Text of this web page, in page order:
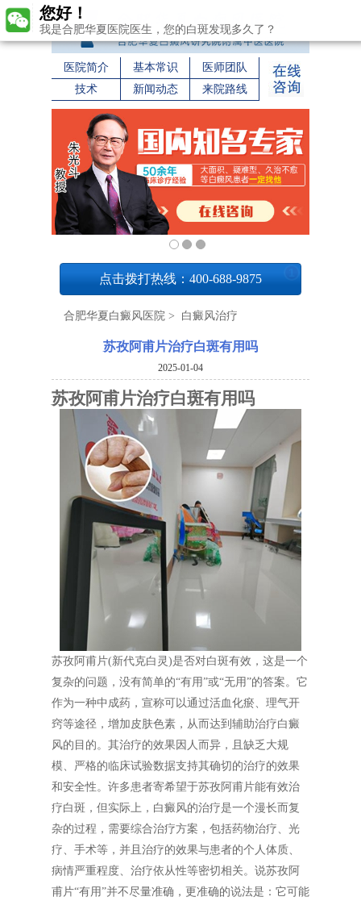
医院简介 基本常识
医师团队
技术
新闻动态 来院路线
点击拨打热线：400-688-9875
合肥华夏白癜风医院 > 白癜风治疗
苏孜阿甫片治疗白斑有用吗
2025-01-04
苏孜阿甫片治疗白斑有用吗
苏孜阿甫片(新代克白灵)是否对白斑有效，这是一个
复杂的问题，没有简单的“有用”或“无用”的答案。它
作为一种中成药，宣称可以通过活血化瘀、理气开
窍等途径，增加皮肤色素，从而达到辅助治疗白癜
风的目的。其治疗的效果因人而异，且缺乏大规
模、严格的临床试验数据支持其确切的治疗的效果
和安全性。许多患者寄希望于苏孜阿甫片能有效治
疗白斑，但实际上，白癜风的治疗是一个漫长而复
杂的过程，需要综合治疗方案，包括药物治疗、光
疗、手术等，并且治疗的效果与患者的个人体质、
病情严重程度、治疗依从性等密切相关。说苏孜阿
甫片“有用”并不尽量准确，更准确的说法是：它可能
您好！
我是合肥华夏医院医生，您的白斑发现多久了？